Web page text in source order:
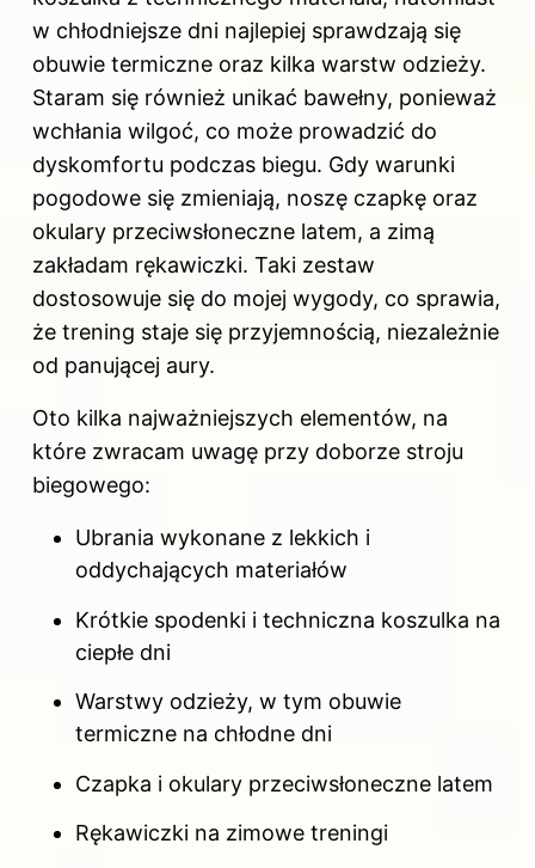
w chłodniejsze dni najlepiej sprawdzają się
obuwie termiczne oraz kilka warstw odzieży.
Staram się również unikać bawełny, ponieważ
wchłania wilgoć, co może prowadzić do
dyskomfortu podczas biegu. Gdy warunki
pogodowe się zmieniają, noszę czapkę oraz
okulary przeciwsłoneczne latem, a zimą
zakładam rękawiczki. Taki zestaw
dostosowuje się do mojej wygody, co sprawia,
że trening staje się przyjemnością, niezależnie
od panującej aury.
Oto kilka najważniejszych elementów, na
które zwracam uwagę przy doborze stroju
biegowego:
Ubrania wykonane z lekkich i
oddychających materiałów
Krótkie spodenki i techniczna koszulka na
ciepłe dni
Warstwy odzieży, w tym obuwie
termiczne na chłodne dni
Czapka i okulary przeciwsłoneczne latem
Rękawiczki na zimowe treningi